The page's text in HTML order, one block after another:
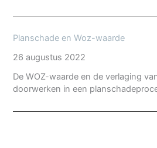
Planschade en Woz-waarde
26 augustus 2022
De WOZ-waarde en de verlaging
doorwerken in een